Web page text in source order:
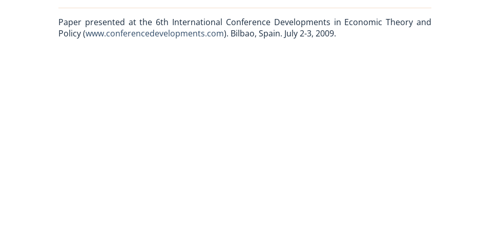
Paper presented at the 6th International Conference Developments in Economic Theory and
Policy (www.conferencedevelopments.com). Bilbao, Spain. July 2-3, 2009.